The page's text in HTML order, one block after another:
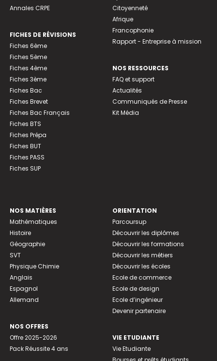
Annales CRPE
FICHES DE RÉVISIONS
Fiches 6ème
Fiches 5ème
Fiches 4ème
Fiches 3ème
Fiches Bac
Fiches Brevet
Fiches Bac Français
Fiches BTS
Fiches Prépa
Fiches BUT
Fiches PASS
Fiches SUP
Citoyenneté
Afrique
Francophonie
Rapport - Entreprise à mission
NOS RESSOURCES
FAQ et support
Actualités
Communiqués de Presse
Kit Média
NOS MATIÈRES
Mathématiques
Histoire
Géographie
SVT
Physique Chimie
Anglais
Espagnol
Allemand
NOS OFFRES
Offre 2025-2026
Pack Réussite 4 ans
ORIENTATION
Parcoursup
Découvrir les diplômes
Découvrir les formations
Découvrir les métiers
Découvrir les écoles
Ecole de commerce
Ecole de design
Ecole d’ingénieur
Devenir partenaire
VIE ETUDIANTE
Vie Etudiante